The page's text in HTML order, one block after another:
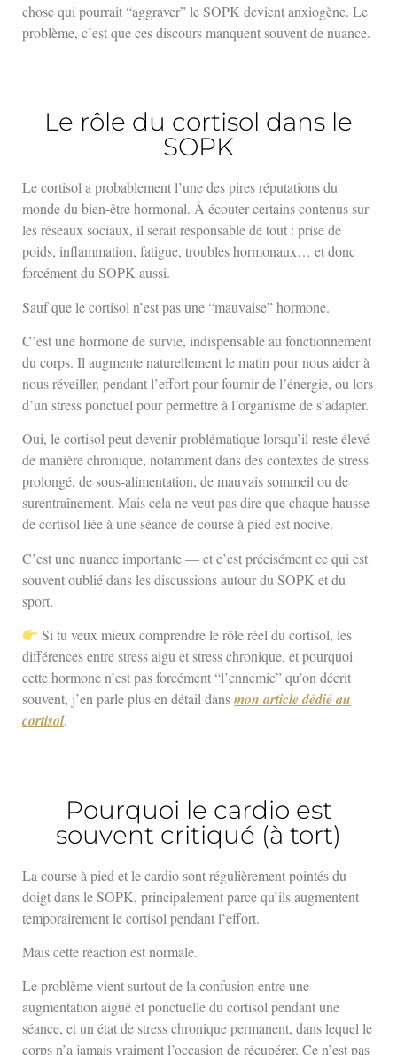
chose qui pourrait “aggraver” le SOPK devient anxiogène. Le
problème, c’est que ces discours manquent souvent de nuance.
Le rôle du cortisol dans le
SOPK
Le cortisol a probablement l’une des pires réputations du
monde du bien-être hormonal. À écouter certains contenus sur
les réseaux sociaux, il serait responsable de tout : prise de
poids, inflammation, fatigue, troubles hormonaux… et donc
forcément du SOPK aussi.
Sauf que le cortisol n’est pas une “mauvaise” hormone.
C’est une hormone de survie, indispensable au fonctionnement
du corps. Il augmente naturellement le matin pour nous aider à
nous réveiller, pendant l’effort pour fournir de l’énergie, ou lors
d’un stress ponctuel pour permettre à l’organisme de s’adapter.
Oui, le cortisol peut devenir problématique lorsqu’il reste élevé
de manière chronique, notamment dans des contextes de stress
prolongé, de sous-alimentation, de mauvais sommeil ou de
surentraînement. Mais cela ne veut pas dire que chaque hausse
de cortisol liée à une séance de course à pied est nocive.
C’est une nuance importante — et c’est précisément ce qui est
souvent oublié dans les discussions autour du SOPK et du
sport.
Si tu veux mieux comprendre le rôle réel du cortisol, les
différences entre stress aigu et stress chronique, et pourquoi
cette hormone n’est pas forcément “l’ennemie” qu’on décrit
souvent, j’en parle plus en détail dansmon article dédié au
cortisol.
Pourquoi le cardio est
souvent critiqué (à tort)
La course à pied et le cardio sont régulièrement pointés du
doigt dans le SOPK, principalement parce qu’ils augmentent
temporairement le cortisol pendant l’effort.
Mais cette réaction est normale.
Le problème vient surtout de la confusion entre une
augmentation aiguë et ponctuelle du cortisol pendant une
séance, et un état de stress chronique permanent, dans lequel le
corps n’a jamais vraiment l’occasion de récupérer. Ce n’est pas